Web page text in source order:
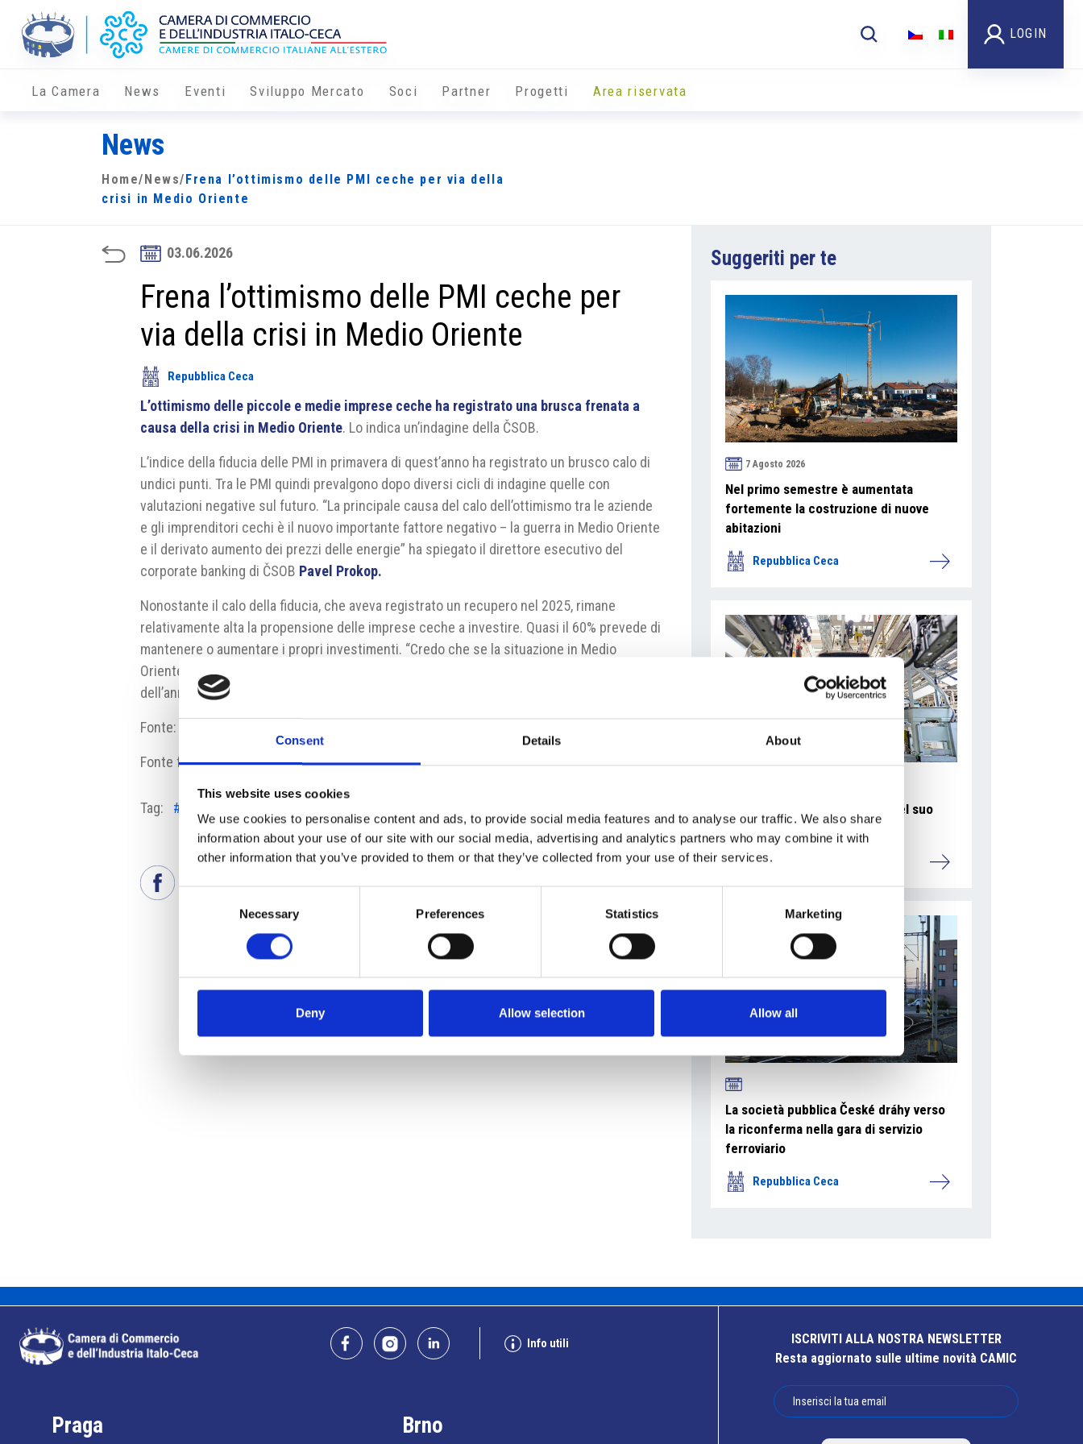
Consent Details About
This website uses cookies
We use cookies to personalise content and ads, to provide social media features and to analyse our traffic. We also share
information about your use of our site with our social media, advertising and analytics partners who may combine it with
other information that you’ve provided to them or that they’ve collected from your use of their services.
Necessary Preferences Statistics Marketing
Deny Allow selection Allow all
LOGIN
La Camera News Eventi Sviluppo Mercato Soci Partner Progetti Area riservata
News
Home/ News/ Frena l’ottimismo delle PMI ceche per via della
crisi in Medio Oriente
03.06.2026
Frena l’ottimismo delle PMI ceche per
via della crisi in Medio Oriente
Repubblica Ceca
L’ottimismo delle piccole e medie imprese ceche ha registrato una brusca frenata a
causa della crisi in Medio Oriente. Lo indica un’indagine della ČSOB.
L’indice della fiducia delle PMI in primavera di quest’anno ha registrato un brusco calo di
undici punti. Tra le PMI quindi prevalgono dopo diversi cicli di indagine quelle con
valutazioni negative sul futuro. “La principale causa del calo dell’ottimismo tra le aziende
e gli imprenditori cechi è il nuovo importante fattore negativo – la guerra in Medio Oriente
e il derivato aumento dei prezzi delle energie” ha spiegato il direttore esecutivo del
corporate banking di ČSOB Pavel Prokop.
Nonostante il calo della fiducia, che aveva registrato un recupero nel 2025, rimane
relativamente alta la propensione delle imprese ceche a investire. Quasi il 60% prevede di
mantenere o aumentare i propri investimenti. “Credo che se la situazione in Medio
Oriente tornasse alla normalità, gli investimenti tornerebbero a crescere nel resto
dell’anno” ha indicato Prokop.
Fonte:
Fonte fotografia:Pixabay
Tag: #aumento dei prezzi
Suggeriti per te
7 Agosto 2026
Nel primo semestre è aumentata
fortemente la costruzione di nuove
abitazioni
Repubblica Ceca
La Škoda avvia la produzione del suo
SUV Peaq
Repubblica Ceca
La società pubblica České dráhy verso
la riconferma nella gara di servizio
ferroviario
Repubblica Ceca
Info utili
Praga Brno
ISCRIVITI ALLA NOSTRA NEWSLETTER
Resta aggiornato sulle ultime novità CAMIC